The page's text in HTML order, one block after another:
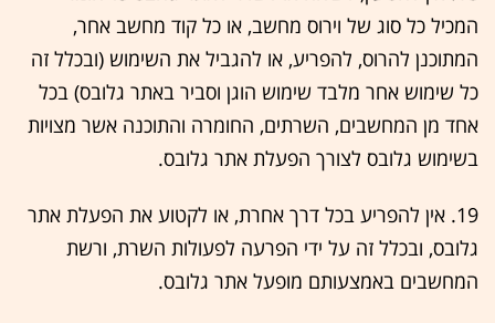
המכיל כל סוג של וירוס מחשב, או כל קוד מחשב אחר,
המתוכנן להרוס, להפריע, או להגביל את השימוש (ובכלל זה
כל שימוש אחר מלבד שימוש הוגן וסביר באתר גלובס) בכל
אחד מן המחשבים, השרתים, החומרה והתוכנה אשר מצויות
בשימוש גלובס לצורך הפעלת אתר גלובס.
19. אין להפריע בכל דרך אחרת, או לקטוע את הפעלת אתר
גלובס, ובכלל זה על ידי הפרעה לפעולות השרת, ורשת
המחשבים באמצעותם מופעל אתר גלובס.